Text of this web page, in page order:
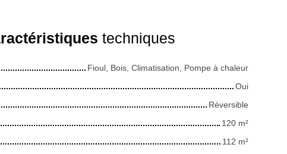
techniques
Fioul, Bois, Climatisation, Pompe à chaleur
Oui
Réversible
120 m²
112 m²